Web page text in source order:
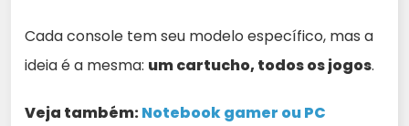
Cada console tem seu modelo específico, mas a
ideia é a mesma: um cartucho, todos os jogos.
Veja também:Notebook gamer ou PC